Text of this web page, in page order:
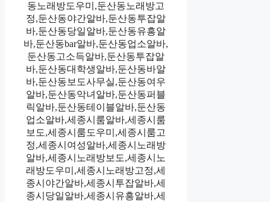
동노래방도우미,둔산동노래방고
정,둔산동야간알바,둔산동투잡알
바,둔산동당일알바,둔산동유흥알
바,둔산동bar알바,둔산동업소알바,
둔산동고소득알바,둔산동투잡알
바,둔산동대학생알바,둔산동바알
바,둔산동보도사무실,둔산동여우
알바,둔산동악녀알바,둔산동퍼블
릭알바,둔산동테이블알바,둔산동
업소알바,세종시룸알바,세종시룸
보도,세종시룸도우미,세종시룸고
정,세종시여성알바,세종시노래방
알바,세종시노래방보도,세종시노
래방도우미,세종시노래방고정,세
종시야간알바,세종시투잡알바,세
종시당일알바,세종시유흥알바,세